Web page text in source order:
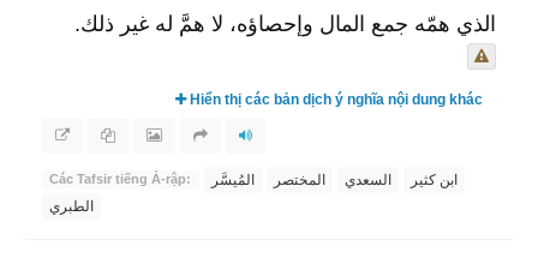
الذي همّه جمع المال وإحصاؤه، لا همَّ له غير ذلك.
Hiển thị các bản dịch ý nghĩa nội dung khác
Các Tafsir tiếng Ả-rập: المُيسَّر المختصر السعدي
ابن كثير
الطبري